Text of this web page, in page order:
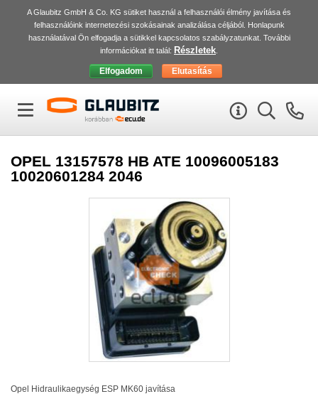
A Glaubitz GmbH & Co. KG sütiket használ a felhasználói élmény javítása és
felhasználóink internetezési szokásainak analizálása céljából. Honlapunk
használatával Ön elfogadja a sütikkel kapcsolatos szabályzatunkat. További
információkat itt talál: Részletek
OPEL 13157578 HB ATE 10096005183
10020601284 2046
Opel Hidraulikaegység ESP MK60 javítása